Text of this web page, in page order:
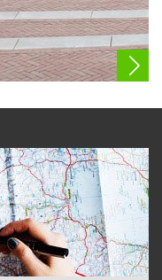
– курортен
до населени места
разположение
за почиващите в
удобния обществен
към споменатите
плажната ивица на
е една от най-добрите
на пясъка тук
а във водата липсват
дълбочината. Така
да прекарате
на хотел в този